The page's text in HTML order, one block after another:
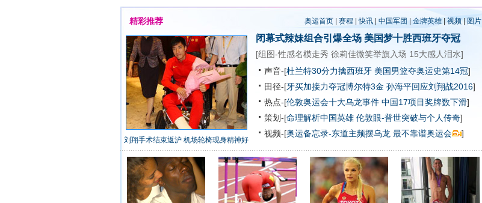
精彩推荐 奥运首页| 赛程 |快讯| 中国军团| 金牌英雄| 视频| 图片
刘翔手术结束返沪 机场轮椅现身精神好
闭幕式辣妹组合引爆全场 美国梦十胜西班牙夺冠
[组图-性感名模走秀 徐莉佳微笑举旗入场 15大感人泪水]
声音-[杜兰特30分力擒西班牙 美国男篮夺奥运史第14冠]
田径-[牙买加接力夺冠博尔特3金 孙海平回应刘翔战2016]
热点-[伦敦奥运会十大乌龙事件 中国17项目奖牌数下滑]
策划-[命理解析中国英雄 伦敦眼-普世突破与个人传奇]
视频-[奥运备忘录-东道主频摆乌龙 最不靠谱奥运会 ]